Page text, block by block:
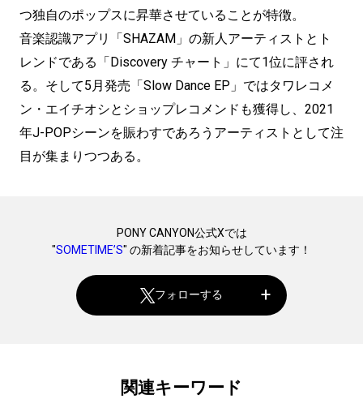
つ独自のポップスに昇華させていることが特徴。
音楽認識アプリ「SHAZAM」の新人アーティストとト
レンドである「Discovery チャート」にて1位に評され
る。そして5月発売「Slow Dance EP」ではタワレコメ
ン・エイチオシとショップレコメンドも獲得し、2021
年J-POPシーンを賑わすであろうアーティストとして注
目が集まりつつある。
PONY CANYON公式Xでは
"SOMETIME’S" の新着記事をお知らせしています！
フォローする
関連キーワード